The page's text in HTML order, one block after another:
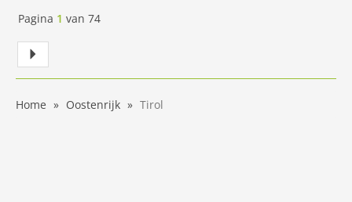
Pagina 1 van 74
Home Oostenrijk Tirol